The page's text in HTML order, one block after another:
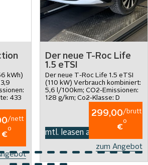
kWh)
433
€
/nett
o
Der neue T-Roc Life
1.5 eTSI
Der neue T-Roc Life 1.5 eTSI
(110 kW) Verbrauch kombiniert:
5,6 l/100km; CO2-Emissionen:
128 g/km; Co2-Klasse: D
mtl. leasen ab
299,00
€
/brutt
o
zum Angebot